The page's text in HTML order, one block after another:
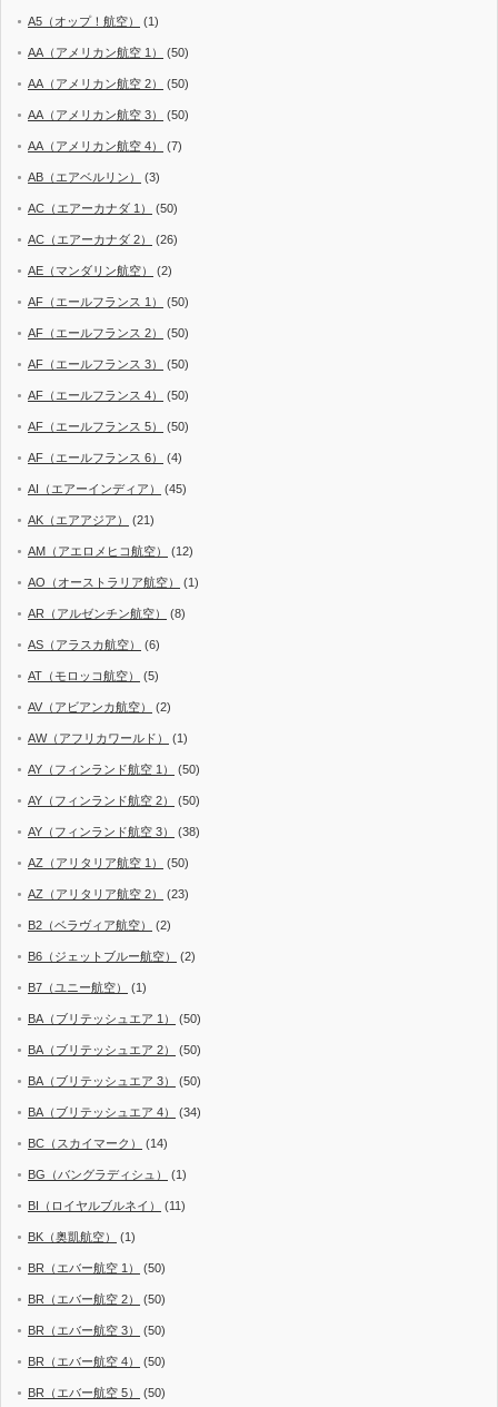
A5（オップ！航空） (1)
AA（アメリカン航空 1） (50)
AA（アメリカン航空 2） (50)
AA（アメリカン航空 3） (50)
AA（アメリカン航空 4） (7)
AB（エアベルリン） (3)
AC（エアーカナダ 1） (50)
AC（エアーカナダ 2） (26)
AE（マンダリン航空） (2)
AF（エールフランス 1） (50)
AF（エールフランス 2） (50)
AF（エールフランス 3） (50)
AF（エールフランス 4） (50)
AF（エールフランス 5） (50)
AF（エールフランス 6） (4)
AI（エアーインディア） (45)
AK（エアアジア） (21)
AM（アエロメヒコ航空） (12)
AO（オーストラリア航空） (1)
AR（アルゼンチン航空） (8)
AS（アラスカ航空） (6)
AT（モロッコ航空） (5)
AV（アビアンカ航空） (2)
AW（アフリカワールド） (1)
AY（フィンランド航空 1） (50)
AY（フィンランド航空 2） (50)
AY（フィンランド航空 3） (38)
AZ（アリタリア航空 1） (50)
AZ（アリタリア航空 2） (23)
B2（ベラヴィア航空） (2)
B6（ジェットブルー航空） (2)
B7（ユニー航空） (1)
BA（ブリテッシュエア 1） (50)
BA（ブリテッシュエア 2） (50)
BA（ブリテッシュエア 3） (50)
BA（ブリテッシュエア 4） (34)
BC（スカイマーク） (14)
BG（バングラディシュ） (1)
BI（ロイヤルブルネイ） (11)
BK（奥凱航空） (1)
BR（エバー航空 1） (50)
BR（エバー航空 2） (50)
BR（エバー航空 3） (50)
BR（エバー航空 4） (50)
BR（エバー航空 5） (50)